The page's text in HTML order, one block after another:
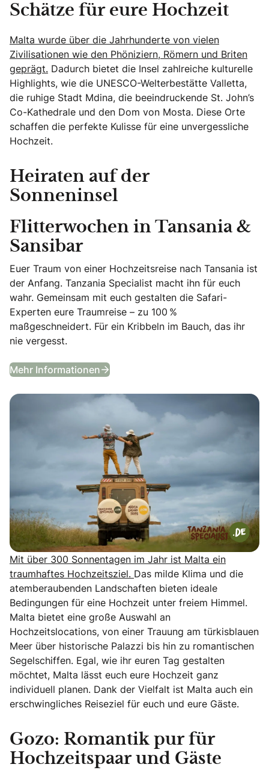
Schätze für eure Hochzeit
Malta wurde über die Jahrhunderte von vielen
Zivilisationen wie den Phöniziern, Römern und Briten
geprägt. Dadurch bietet die Insel zahlreiche kulturelle
Highlights, wie die UNESCO-Welterbestätte Valletta,
die ruhige Stadt Mdina, die beeindruckende St. John’s
Co-Kathedrale und den Dom von Mosta. Diese Orte
schaffen die perfekte Kulisse für eine unvergessliche
Hochzeit.
Heiraten auf der
Sonneninsel
Flitterwochen in Tansania &
Sansibar
Euer Traum von einer Hochzeitsreise nach Tansania ist
der Anfang. Tanzania Specialist macht ihn für euch
wahr. Gemeinsam mit euch gestalten die Safari-
Experten eure Traumreise – zu 100 %
maßgeschneidert. Für ein Kribbeln im Bauch, das ihr
nie vergesst.
Mehr Informationen Flitterwochen in Tansania &
Mit über 300 Sonnentagen im Jahr ist Malta ein
traumhaftes Hochzeitsziel. Das milde Klima und die
atemberaubenden Landschaften bieten ideale
Bedingungen für eine Hochzeit unter freiem Himmel.
Malta bietet eine große Auswahl an
Hochzeitslocations, von einer Trauung am türkisblauen
Meer über historische Palazzi bis hin zu romantischen
Segelschiffen. Egal, wie ihr euren Tag gestalten
möchtet, Malta lässt euch eure Hochzeit ganz
individuell planen. Dank der Vielfalt ist Malta auch ein
erschwingliches Reiseziel für euch und eure Gäste.
Gozo: Romantik pur für
Hochzeitspaar und Gäste